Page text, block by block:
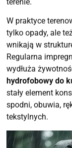
W praktyce
tylko opady, ale
wnikają w
Regularna
wydłuża
hydrofobowy do
stały element
spodni, obuwia,
tekstylnych.